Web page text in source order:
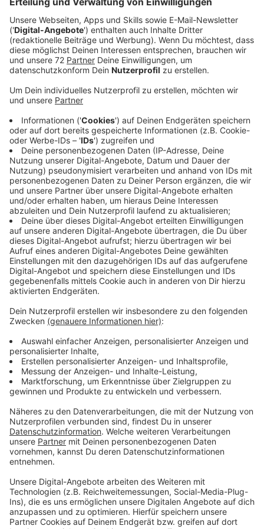
Veröffentlicht:Donnerstag, 05.10.2023 10:34
Anzeige
entscheidend, um sicher zur Schule zu gelangen und
dem Unterricht problemlos folgen zu können. Hinweise
auf Sehprobleme ergeben sich meist aus
Verhaltensauffälligkeiten der Kinder im Alltag. Dann
sollten Eltern mit ihrem Kind unbedingt einen
Augenarzt aufsuchen. Wichtig ist auch, die
Vorsorgeuntersuchungen beim Kinderarzt
wahrzunehmen“, rät AOK-Serviceregionsleiter Michael
Faust. Anzeichen für Sehprobleme bei Kindern können
Klagen über Kopfschmerzen, Augenbrennen oder
vermehrtes Zwinkern oder Blinzeln sein. Auch Kinder,
die sich ständig die Augen reiben, ihren Kopf schief
halten, einen geringen Abstand zu Buch, Bildschirm
oder Fernsehen halten, können eine Sehschwäche
haben. Weitere Warnhinweise können sein, wenn Kinder
häufig stolpern, generelle Balancestörungen
aufweisen oder zunehmende Schwierigkeiten bei
Dämmerung oder Dunkelheit haben.
Hornhauttrübungen und grau-weißliche Pupillen können
ebenfalls auf eine Sehschwäche hinweisen. Ein
erhöhtes Risiko für eine Fehlsichtigkeit liegt zum
Beispiel vor bei Frühgeburten, Kindern mit
Entwicklungsrückstand, Geschwistern oder Kindern
von Schielern oder stark Fehlsichtigen sowie bei
Kindern aus Familien mit bekannten erblichen
Augenerkrankungen. Eine aktuelle AOK-Auswertung
belegt, dass jedes elfte Grundschulkind im Kreis
Coesfeld im Alter von sechs bis zehn Jahren (9,2
Prozent) im vergangenen Jahr eine Brille verordnet